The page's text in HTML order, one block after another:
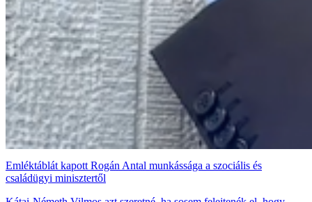
Emléktáblát kapott Rogán Antal munkássága a szociális és
családügyi minisztertől